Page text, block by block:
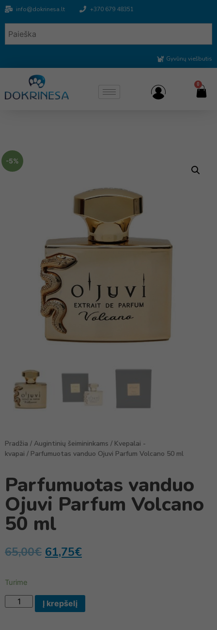
info@dokrinesa.lt +370 679 48351
Gyvūnų viešbutis
0
-5%
Pradžia / Augintinių šeimininkams / Kvepalai -
kvapai / Parfumuotas vanduo Ojuvi Parfum Volcano 50 ml
Parfumuotas vanduo
Ojuvi Parfum Volcano
50 ml
65,00€ 61,75€
Turime
Į krepšelį